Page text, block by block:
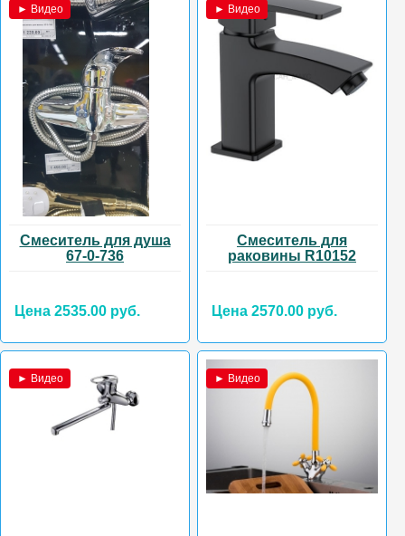
► Видео
Смеситель для душа
67-0-736
Цена 2535.00 руб.
► Видео
Смеситель для
раковины R10152
Цена 2570.00 руб.
► Видео ► Видео